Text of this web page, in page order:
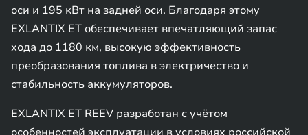
оси и 195 кВт на задней оси. Благодаря этому
EXLANTIX ET обеспечивает впечатляющий запас
хода до 1180 км, высокую эффективность
преобразования топлива в электричество и
стабильность аккумуляторов.
EXLANTIX ET REEV разработан с учётом